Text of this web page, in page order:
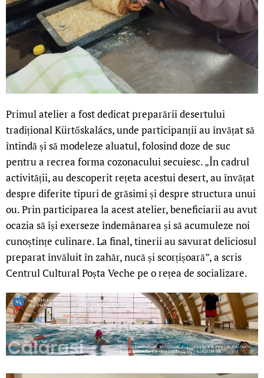
Primul atelier a fost dedicat preparării desertului
tradițional Kürtőskalács, unde participanții au învățat să
întindă și să modeleze aluatul, folosind doze de suc
pentru a recrea forma cozonacului secuiesc. „În cadrul
activității, au descoperit rețeta acestui desert, au învățat
despre diferite tipuri de grăsimi și despre structura unui
ou. Prin participarea la acest atelier, beneficiarii au avut
ocazia să își exerseze îndemânarea și să acumuleze noi
cunoștințe culinare. La final, tinerii au savurat deliciosul
preparat învăluit în zahăr, nucă și scorțișoară”, a scris
Centrul Cultural Poșta Veche pe o rețea de socializare.